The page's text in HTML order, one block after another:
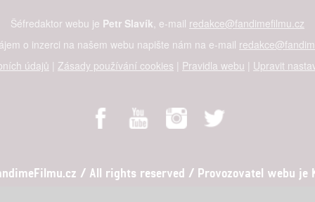
Šéfredaktor webu je Petr Slavík , e-mail redakce@fandimefilmu.cz
o inzerci na našem webu napište nám na e-mail
údajů | Zásady používání cookies | Pravidla webu | Upravit
/ All rights reserved / Provozovatel webu je